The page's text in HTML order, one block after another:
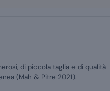
di piccola taglia e di qualità
(Mah & Pitre 2021).